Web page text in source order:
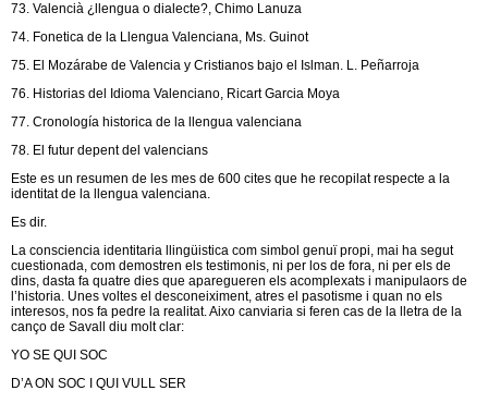
73. Valencià ¿llengua o dialecte?, Chimo Lanuza
74. Fonetica de la Llengua Valenciana, Ms. Guinot
75. El Mozárabe de Valencia y Cristianos bajo el Islman. L. Peñarroja
76. Historias del Idioma Valenciano, Ricart Garcia Moya
77. Cronología historica de la llengua valenciana
78. El futur depent del valencians
Este es un resumen de les mes de 600 cites que he recopilat respecte a la
identitat de la llengua valenciana.
Es dir.
La consciencia identitaria llingüistica com simbol genuï propi, mai ha segut
cuestionada, com demostren els testimonis, ni per los de fora, ni per els de
dins, dasta fa quatre dies que aparegueren els acomplexats i manipulaors de
l’historia. Unes voltes el desconeiximent, atres el pasotisme i quan no els
interesos, nos fa pedre la realitat. Aixo canviaria si feren cas de la lletra de la
canço de Savall diu molt clar:
YO SE QUI SOC
D’A ON SOC I QUI VULL SER